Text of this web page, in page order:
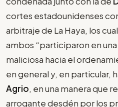
cortes estadounidenses
arbitraje de La Haya, los
ambos “participaron en
maliciosa hacia el
en general y, en particular,
Agrio, en una manera que
arrogante desdén por los